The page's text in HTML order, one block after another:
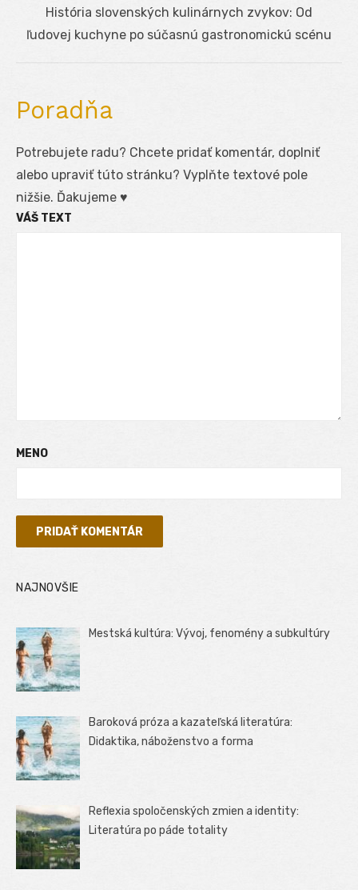
Next
post:
História slovenských kulinárnych zvykov: Od
ľudovej kuchyne po súčasnú gastronomickú scénu
Poradňa
Potrebujete radu? Chcete pridať komentár, doplniť
alebo upraviť túto stránku? Vyplňte textové pole
nižšie. Ďakujeme ♥
VÁŠ TEXT
MENO
NAJNOVŠIE
Mestská kultúra: Vývoj, fenomény a subkultúry
Baroková próza a kazateľská literatúra:
Didaktika, náboženstvo a forma
Reflexia spoločenských zmien a identity:
Literatúra po páde totality